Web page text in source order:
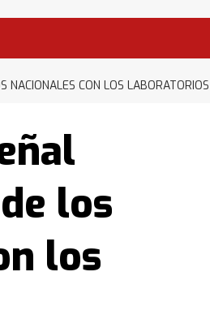
NACIONALES CON LOS LABORATORIOS
los
los